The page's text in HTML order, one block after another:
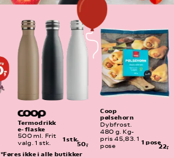
1 stk.
50,-
Termodrikk
e- flaske
500 ml. Frit
valg. 1 stk.
*Føres ikke i alle butikker
1 pose
22,-
Coop
pølsehorn
Dybfrost.
480 g. Kg-
pris 45,83. 1
pose